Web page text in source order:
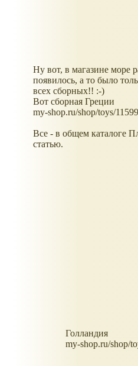
Ну вот, в магазине море
появилось, а то было
всех сборных!! :-)
Вот сборная Греции
my-shop.ru/shop/toys/
Все - в общем каталоге
статью.
Голландия
my-shop.ru/shop/